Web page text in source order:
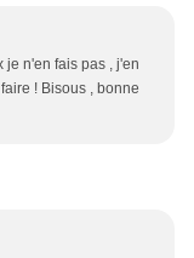
je n'en fais pas , j'en
! Bisous , bonne